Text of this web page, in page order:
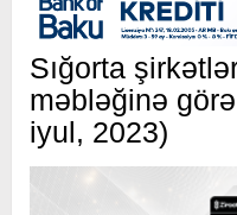
Sığorta
məbləğinə
iyul, 2023)